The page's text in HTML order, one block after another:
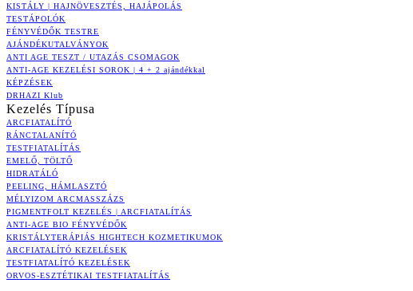
KISTÁLY | HAJNÖVESZTÉS, HAJÁPOLÁS
TESTÁPOLÓK
FÉNYVÉDŐK TESTRE
AJÁNDÉKUTALVÁNYOK
ANTI AGE TESZT / UTAZÁS CSOMAGOK
ANTI-AGE KEZELÉSI SOROK | 4 + 2 ajándékkal
KÉPZÉSEK
DRHAZI Klub
Kezelés Típusa
ARCFIATALÍTÓ
RÁNCTALANÍTÓ
TESTFIATALÍTÁS
EMELŐ, TÖLTŐ
HIDRATÁLÓ
PEELING, HÁMLASZTÓ
MÉLYIZOM ARCMASSZÁZS
PIGMENTFOLT KEZELÉS | ARCFIATALÍTÁS
ANTI-AGE BIO FÉNYVÉDŐK
KRISTÁLYTERÁPIÁS HIGHTECH KOZMETIKUMOK
ARCFIATALÍTÓ KEZELÉSEK
TESTFIATALÍTÓ KEZELÉSEK
ORVOS-ESZTÉTIKAI TESTFIATALÍTÁS